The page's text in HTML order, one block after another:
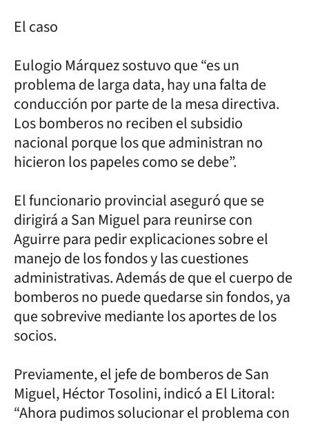
El caso
Eulogio Márquez sostuvo que “es un
problema de larga data, hay una falta de
conducción por parte de la mesa directiva.
Los bomberos no reciben el subsidio
nacional porque los que administran no
hicieron los papeles como se debe”.
El funcionario provincial aseguró que se
dirigirá a San Miguel para reunirse con
Aguirre para pedir explicaciones sobre el
manejo de los fondos y las cuestiones
administrativas. Además de que el cuerpo de
bomberos no puede quedarse sin fondos, ya
que sobrevive mediante los aportes de los
socios.
Previamente, el jefe de bomberos de San
Miguel, Héctor Tosolini, indicó a El Litoral:
“Ahora pudimos solucionar el problema con